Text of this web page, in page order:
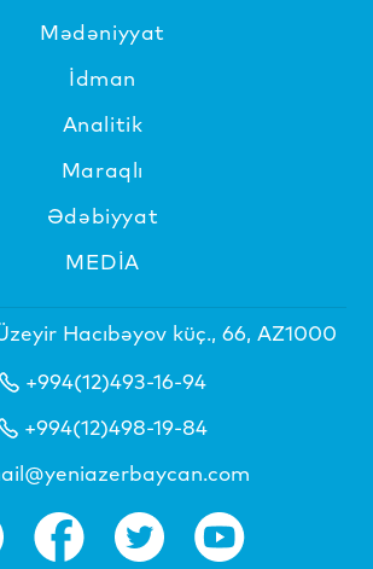
Mədəniyyat
İdman
Analitik
Maraqlı
Ədəbiyyat
MEDİA
Hacıbəyov küç., 66, AZ1000
+994(12)493-16-94
+994(12)498-19-84